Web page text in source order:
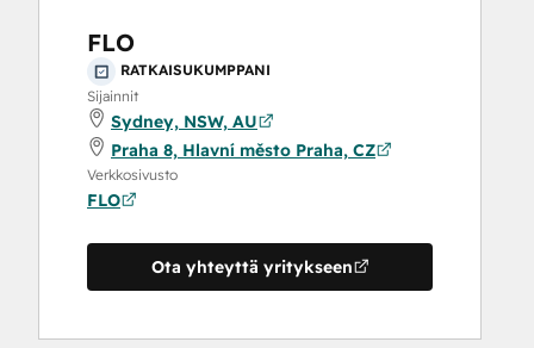
FLO
RATKAISUKUMPPANI
Sijainnit
Sydney, NSW, AU
Praha 8, Hlavní město Praha, CZ
Verkkosivusto
FLO
Ota yhteyttä yritykseen